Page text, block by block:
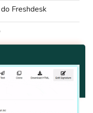
Freshdesk